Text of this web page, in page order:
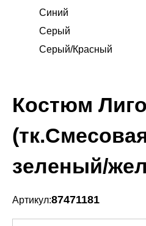
Синий
Серый
Серый/Красный
Костюм
зеленый/
Артикул:87471181